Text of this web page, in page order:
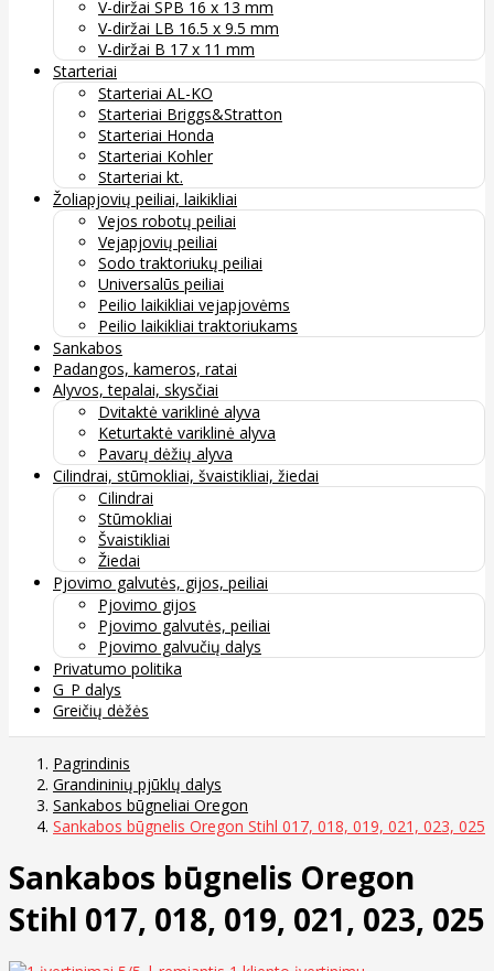
V-diržai SPB 16 x 13 mm
V-diržai LB 16.5 x 9.5 mm
V-diržai B 17 x 11 mm
Starteriai
Starteriai AL-KO
Starteriai Briggs&Stratton
Starteriai Honda
Starteriai Kohler
Starteriai kt.
Žoliapjovių peiliai, laikikliai
Vejos robotų peiliai
Vejapjovių peiliai
Sodo traktoriukų peiliai
Universalūs peiliai
Peilio laikikliai vejapjovėms
Peilio laikikliai traktoriukams
Sankabos
Padangos, kameros, ratai
Alyvos, tepalai, skysčiai
Dvitaktė variklinė alyva
Keturtaktė variklinė alyva
Pavarų dėžių alyva
Cilindrai, stūmokliai, švaistikliai, žiedai
Cilindrai
Stūmokliai
Švaistikliai
Žiedai
Pjovimo galvutės, gijos, peiliai
Pjovimo gijos
Pjovimo galvutės, peiliai
Pjovimo galvučių dalys
Privatumo politika
G_P dalys
Greičių dėžės
Pagrindinis
Grandininių pjūklų dalys
Sankabos būgneliai Oregon
Sankabos būgnelis Oregon Stihl 017, 018, 019, 021, 023, 025
Sankabos būgnelis Oregon
Stihl 017, 018, 019, 021, 023, 025